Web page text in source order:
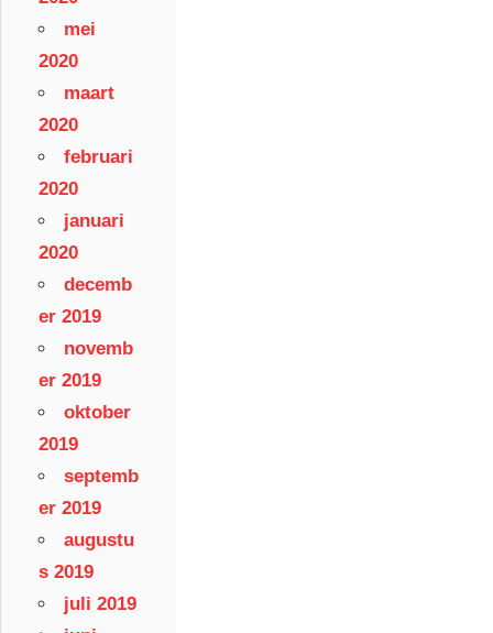
mei
2020
maart
2020
februari
2020
januari
2020
decemb
er 2019
novemb
er 2019
oktober
2019
septemb
er 2019
augustu
s 2019
juli 2019